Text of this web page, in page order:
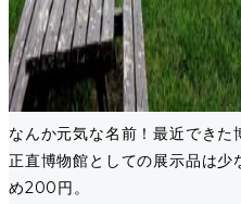
なんか元気な名前！最近できた
正直博物館としての展示品は少
め200円。